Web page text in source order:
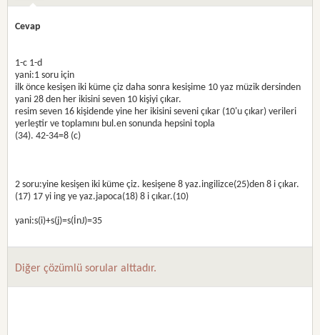
Cevap
1-c 1-d
yani:1 soru için
ilk önce kesişen iki küme çiz daha sonra kesişime 10 yaz müzik dersinden
yani 28 den her ikisini seven 10 kişiyi çıkar.
resim seven 16 kişidende yine her ikisini seveni çıkar (10'u çıkar) verileri
yerleştir ve toplamını bul.en sonunda hepsini topla
(34). 42-34=8 (c)
2 soru:yine kesişen iki küme çiz. kesişene 8 yaz.ingilizce(25)den 8 i çıkar.
(17) 17 yi ing ye yaz.japoca(18) 8 i çıkar.(10)
yani:s(i)+s(j)=s(İnJ)=35
Diğer çözümlü sorular alttadır.